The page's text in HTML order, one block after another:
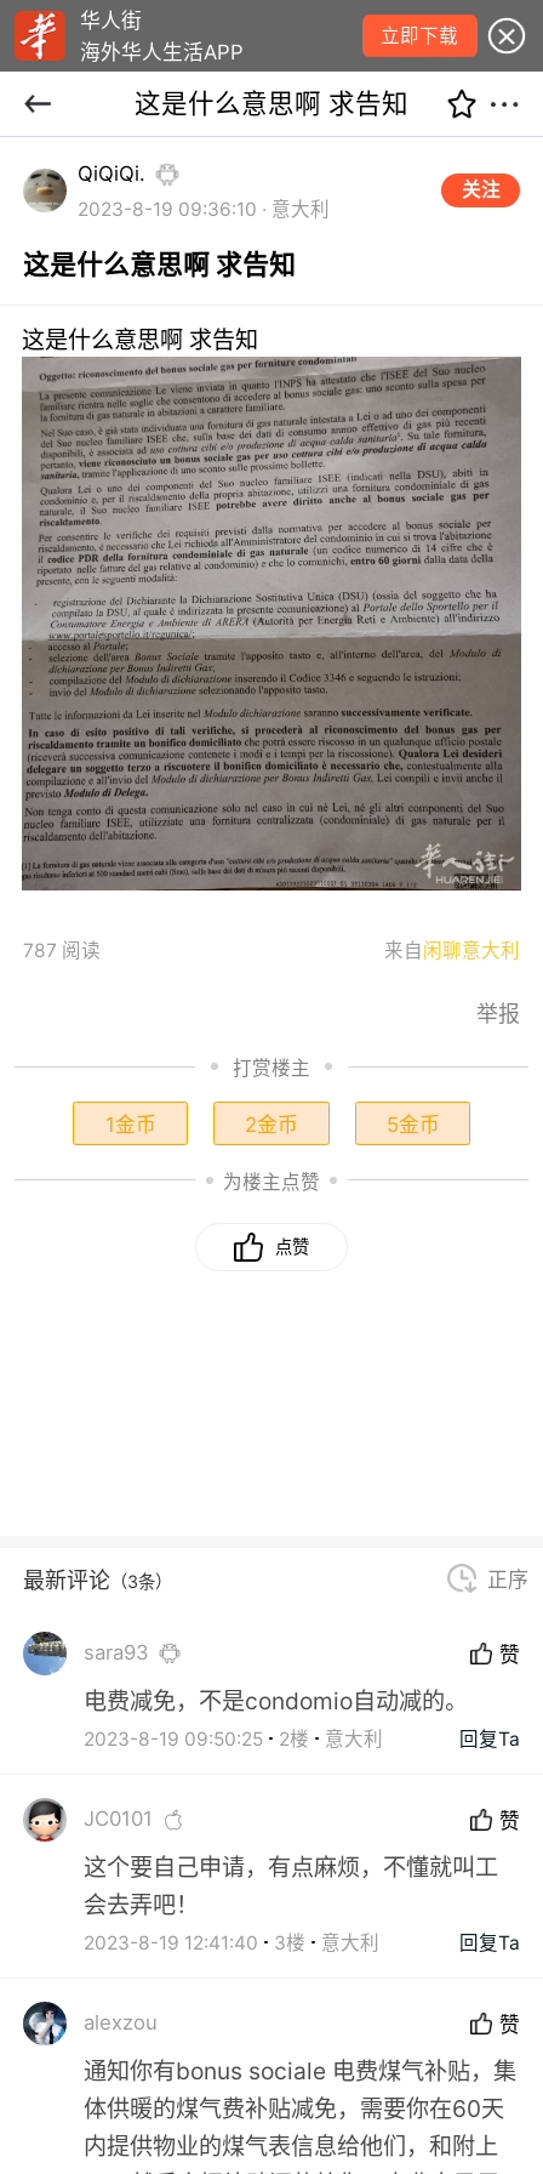
华人街
海外华人生活APP
立即下载
这是什么意思啊 求告知
QiQiQi.
2023-8-19 09:36:10 · 意大利
关注
这是什么意思啊 求告知
这是什么意思啊 求告知
787 阅读 来自 闲聊意大利
举报
打赏楼主
1金币 2金币 5金币
为楼主点赞
点赞
最新评论 （3条） 正序
sara93 赞
电费减免，不是condomio自动减的。
2023-8-19 09:50:25 2楼 意大利 回复Ta
JC0101 赞
这个要自己申请，有点麻烦，不懂就叫工
会去弄吧！
2023-8-19 12:41:40 3楼 意大利 回复Ta
alexzou 赞
通知你有bonus sociale 电费煤气补贴，集
体供暖的煤气费补贴减免，需要你在60天
内提供物业的煤气表信息给他们，和附上